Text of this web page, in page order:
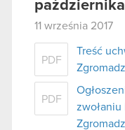
11 września 2017
PDF
Treść
PDF